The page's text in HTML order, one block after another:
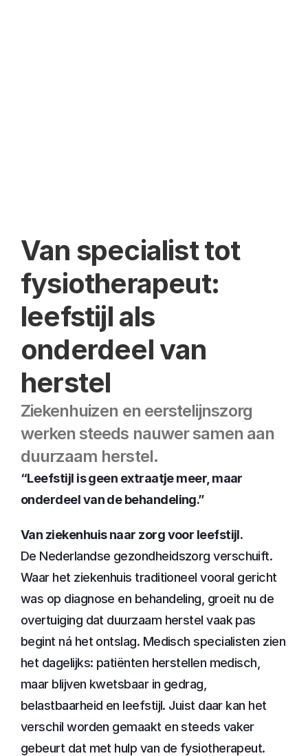
Van specialist tot
fysiotherapeut:
leefstijl als
onderdeel van
herstel
Ziekenhuizen en eerstelijnszorg
werken steeds nauwer samen aan
duurzaam herstel.
“Leefstijl is geen extraatje meer, maar
onderdeel van de behandeling.”
Van ziekenhuis naar zorg voor leefstijl.
De Nederlandse gezondheidszorg verschuift.
Waar het ziekenhuis traditioneel vooral gericht
was op diagnose en behandeling, groeit nu de
overtuiging dat duurzaam herstel vaak pas
begint ná het ontslag. Medisch specialisten zien
het dagelijks: patiënten herstellen medisch,
maar blijven kwetsbaar in gedrag,
belastbaarheid en leefstijl. Juist daar kan het
verschil worden gemaakt en steeds vaker
gebeurt dat met hulp van de fysiotherapeut.